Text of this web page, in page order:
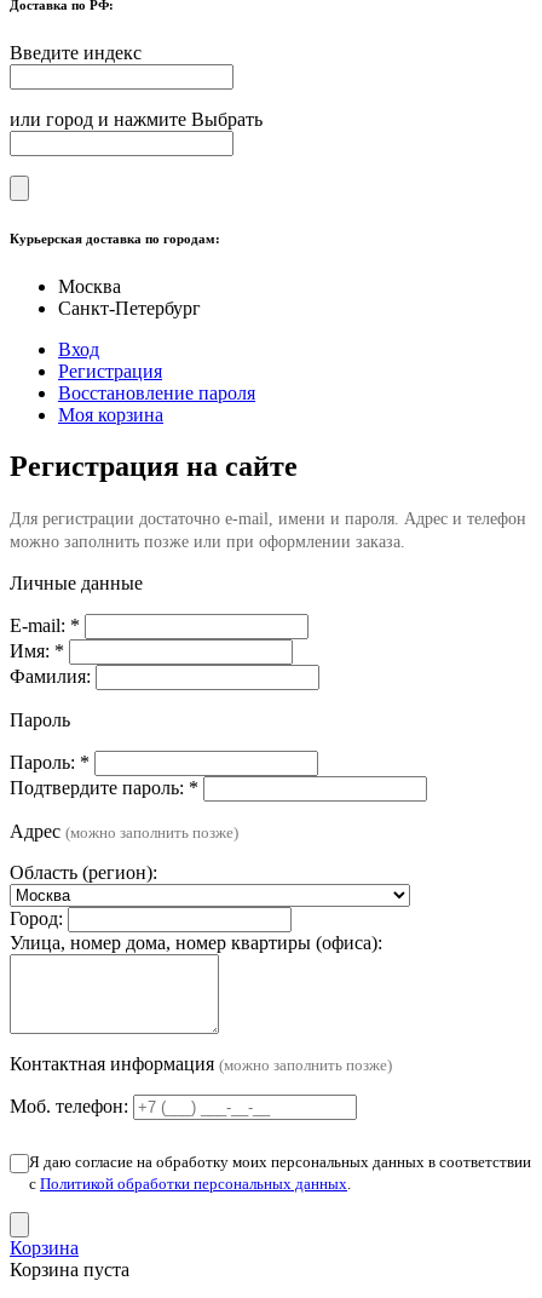
Доставка по РФ:
Введите индекс
или город и нажмите Выбрать
Курьерская доставка по городам:
Москва
Санкт-Петербург
Вход
Регистрация
Восстановление пароля
Моя корзина
Регистрация на сайте
Для регистрации достаточно e-mail, имени и пароля. Адрес и телефон
можно заполнить позже или при оформлении заказа.
Личные данные
E-mail: *
Имя: *
Фамилия:
Пароль
Пароль: *
Подтвердите пароль: *
Адрес (можно заполнить позже)
Область (регион):
Город:
Улица, номер дома, номер квартиры (офиса):
Контактная информация (можно заполнить позже)
Моб. телефон:
Я даю согласие на обработку моих персональных данных в соответствии
с Политикой обработки персональных данных
Корзина
Корзина пуста